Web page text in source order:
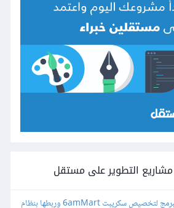
التطوير على مستقل